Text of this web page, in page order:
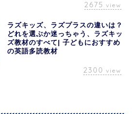
2675 view
ラズキッズ、ラズプラスの違いは？
どれを選ぶか迷っちゃう、ラズキッ
ズ教材のすべて| 子どもにおすすめ
の英語多読教材
2300 view